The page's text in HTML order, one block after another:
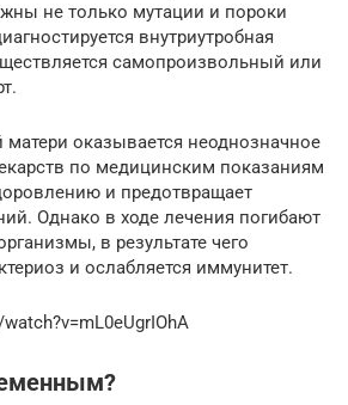
не только мутации и пороки
внутриутробная
самопроизвольный или
оказывается неоднозначное
по медицинским показаниям
и предотвращает
Однако в ходе лечения погибают
в результате чего
и ослабляется иммунитет.